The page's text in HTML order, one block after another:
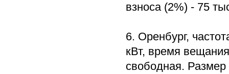
взноса (2%) - 75
6. Оренбург,
кВт, время
свободная.